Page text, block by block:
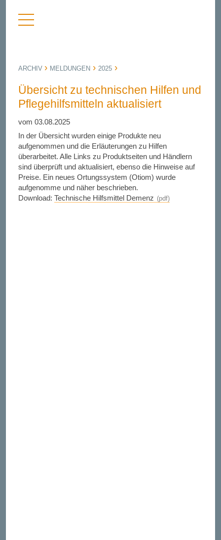
Menü
anzeigen
ARCHIV MELDUNGEN 2025
Übersicht zu technischen Hilfen und
Pflegehilfsmitteln aktualisiert
vom 03.08.2025
In der Übersicht wurden einige Produkte neu
aufgenommen und die Erläuterungen zu Hilfen
überarbeitet. Alle Links zu Produktseiten und Händlern
sind überprüft und aktualisiert, ebenso die Hinweise auf
Preise. Ein neues Ortungssystem (Otiom) wurde
aufgenomme und näher beschrieben.
Download: Technische Hilfsmittel Demenz